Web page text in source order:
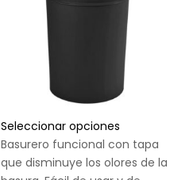
Seleccionar opciones
Basurero funcional con tapa
que disminuye los olores de la